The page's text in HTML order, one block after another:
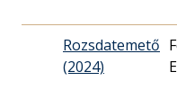
Rozsdatemető
(2024)